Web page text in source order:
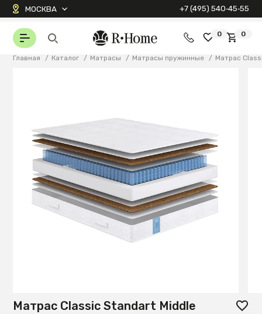
МОСКВА +7 (495) 540‑45‑55
0 0
Главная / Каталог / Матрасы / Матрасы пружинные / Матрас
Матрас Classic Standart Middle